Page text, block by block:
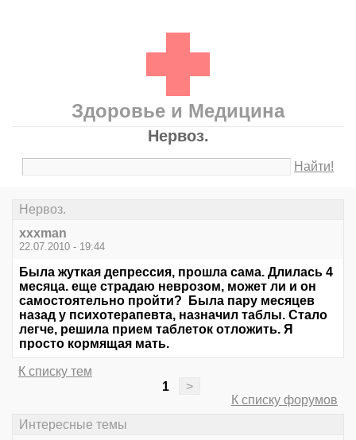
Здоровье и Медицина
Нервоз.
Найти!
Нервоз.
xxxman
22.07.2010 - 19:44
Была жуткая депрессия, прошла сама. Длилась 4
месяца. еще страдаю неврозом, может ли и он
самостоятельно пройти? Была пару месяцев
назад у психотерапевта, назначил таблы. Стало
легче, решила прием таблеток отложить. Я
просто кормящая мать.
К списку тем
1
>
К списку форумов
Интересные темы